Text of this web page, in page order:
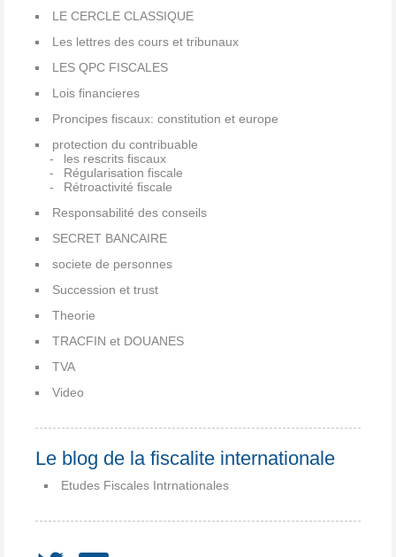
LE CERCLE CLASSIQUE
Les lettres des cours et tribunaux
LES QPC FISCALES
Lois financieres
Proncipes fiscaux: constitution et europe
protection du contribuable
les rescrits fiscaux
Régularisation fiscale
Rétroactivité fiscale
Responsabilité des conseils
SECRET BANCAIRE
societe de personnes
Succession et trust
Theorie
TRACFIN et DOUANES
TVA
Video
Le blog de la fiscalite internationale
Etudes Fiscales Intrnationales